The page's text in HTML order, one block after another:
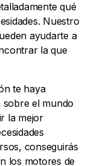
qué
Nuestro
ayudarte a
la que
te haya
el mundo
la mejor
conseguirás
los motores de